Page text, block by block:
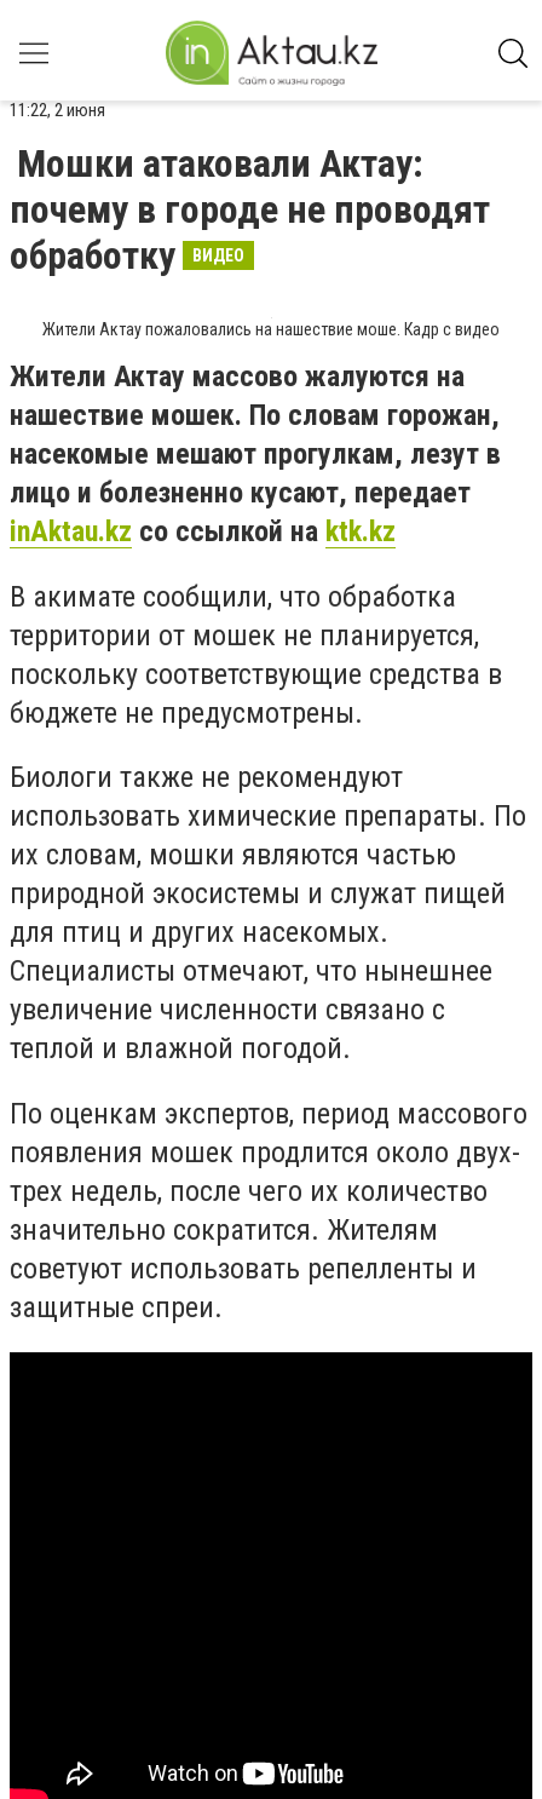
11:22, 2 июня
Мошки атаковали Актау:
почему в городе не проводят
обработку
ВИДЕО
Жители Актау пожаловались на нашествие моше. Кадр с видео
Жители Актау массово жалуются на
нашествие мошек. По словам горожан,
насекомые мешают прогулкам, лезут в
лицо и болезненно кусают, передает
inAktau.kz со ссылкой на ktk.kz
В акимате сообщили, что обработка
территории от мошек не планируется,
поскольку соответствующие средства в
бюджете не предусмотрены.
Биологи также не рекомендуют
использовать химические препараты. По
их словам, мошки являются частью
природной экосистемы и служат пищей
для птиц и других насекомых.
Специалисты отмечают, что нынешнее
увеличение численности связано с
теплой и влажной погодой.
По оценкам экспертов, период массового
появления мошек продлится около двух-
трех недель, после чего их количество
значительно сократится. Жителям
советуют использовать репелленты и
защитные спреи.